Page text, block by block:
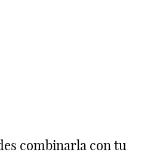
combinarla con tu